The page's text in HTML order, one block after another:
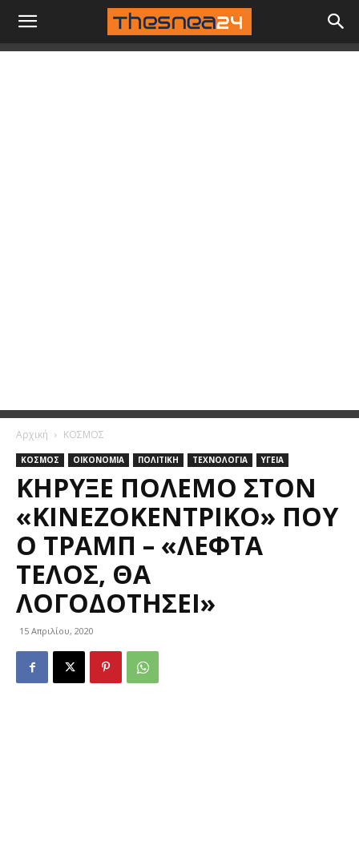
Αρχική ΚΟΣΜΟΣ
ΚΟΣΜΟΣ ΟΙΚΟΝΟΜΙΑ ΠΟΛΙΤΙΚΗ ΤΕΧΝΟΛΟΓΙΑ ΥΓΕΙΑ
ΚΉΡΥΞΕ ΠΌΛΕΜΟ ΣΤΟΝ
«ΚΙΝΕΖΟΚΕΝΤΡΙΚΌ» ΠΟΥ
Ο ΤΡΑΜΠ – «ΛΕΦΤΆ
ΤΈΛΟΣ, ΘΑ
ΛΟΓΟΔΟΤΉΣΕΙ»
15 Απριλίου, 2020